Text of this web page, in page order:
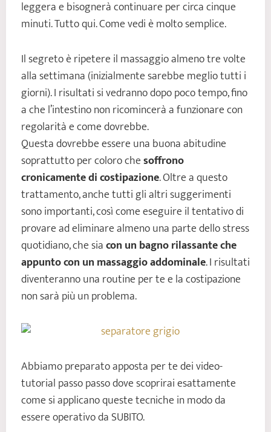
leggera e bisognerà continuare per circa cinque
minuti. Tutto qui. Come vedi è molto semplice.
Il segreto è ripetere il massaggio almeno tre volte
alla settimana (inizialmente sarebbe meglio tutti i
giorni). I risultati si vedranno dopo poco tempo, fino
a che l’intestino non ricomincerà a funzionare con
regolarità e come dovrebbe.
Questa dovrebbe essere una buona abitudine
soprattutto per coloro chesoffrono
cronicamente di costipazione. Oltre a questo
trattamento, anche tutti gli altri suggerimenti
sono importanti, così come eseguire il tentativo di
provare ad eliminare almeno una parte dello stress
quotidiano, che siacon un bagno rilassante che
appunto con un massaggio addominale. I risultati
diventeranno una routine per te e la costipazione
non sarà più un problema.
Abbiamo preparato apposta per te dei video-
tutorial passo passo dove scoprirai esattamente
come si applicano queste tecniche in modo da
essere operativo da SUBITO.